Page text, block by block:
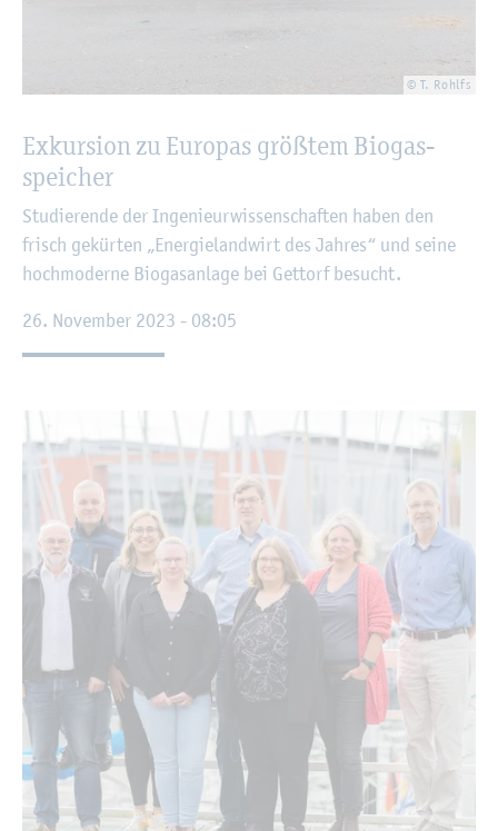
© T. Rohlfs
Ex­kur­si­on zu Eu­ro­pas grö­ß­tem Bio­gas­
spei­cher
Stu­die­ren­de der In­ge­nieur­wis­sen­schaf­ten haben den
frisch ge­kür­ten „En­er­gie­land­wirt des Jah­res“ und seine
hoch­mo­der­ne Bio­gas­an­la­ge bei Get­torf be­sucht.
26. No­vem­ber 2023 - 08:05